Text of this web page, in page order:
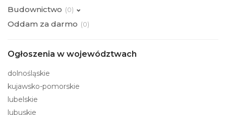
Budownictwo (0)
Oddam za darmo (0)
Ogłoszenia w województwach
dolnośląskie
kujawsko-pomorskie
lubelskie
lubuskie